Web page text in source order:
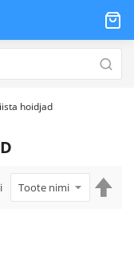
hoidjad